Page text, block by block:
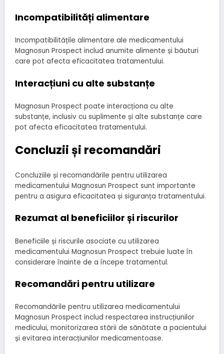
Incompatibilități alimentare
Incompatibilitățile alimentare ale medicamentului
Magnosun Prospect includ anumite alimente și băuturi
care pot afecta eficacitatea tratamentului.
Interacțiuni cu alte substanțe
Magnosun Prospect poate interacționa cu alte
substanțe, inclusiv cu suplimente și alte substanțe care
pot afecta eficacitatea tratamentului.
Concluzii și recomandări
Concluziile și recomandările pentru utilizarea
medicamentului Magnosun Prospect sunt importante
pentru a asigura eficacitatea și siguranța tratamentului.
Rezumat al beneficiilor și riscurilor
Beneficiile și riscurile asociate cu utilizarea
medicamentului Magnosun Prospect trebuie luate în
considerare înainte de a începe tratamentul.
Recomandări pentru utilizare
Recomandările pentru utilizarea medicamentului
Magnosun Prospect includ respectarea instrucțiunilor
medicului, monitorizarea stării de sănătate a pacientului
și evitarea interacțiunilor medicamentoase.